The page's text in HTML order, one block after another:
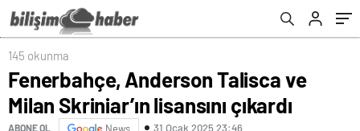
145 okunma
Fenerbahçe, Anderson Talisca ve
Milan Skriniar’ın lisansını çıkardı
ABONE OL 31 Ocak 2025 23:46